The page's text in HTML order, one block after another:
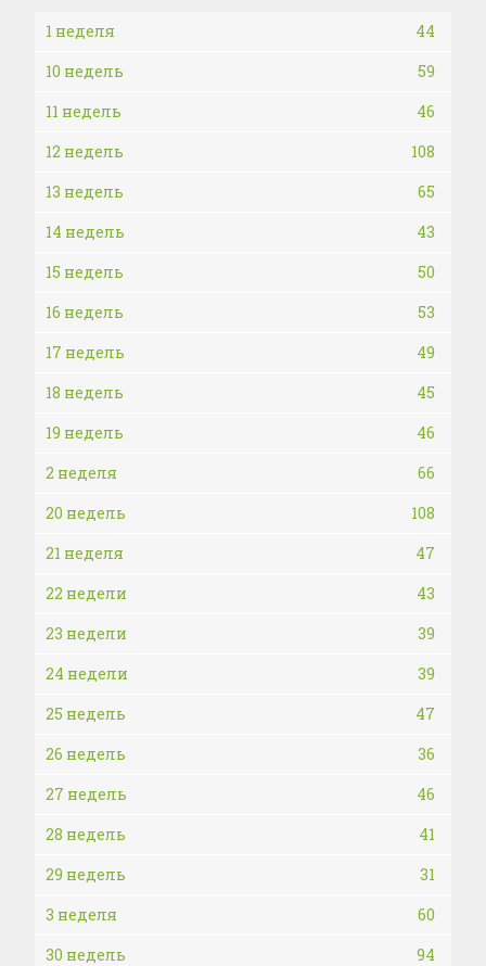
1 неделя
44
10 недель
59
11 недель
46
12 недель
108
13 недель
65
14 недель
43
15 недель
50
16 недель
53
17 недель
49
18 недель
45
19 недель
46
2 неделя
66
20 недель
108
21 неделя
47
22 недели
43
23 недели
39
24 недели
39
25 недель
47
26 недель
36
27 недель
46
28 недель
41
29 недель
31
3 неделя
60
30 недель
94